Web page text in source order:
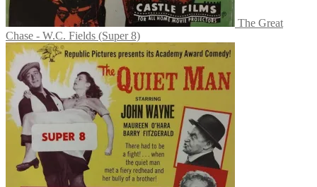
The Great
Chase - W.C. Fields (Super 8)